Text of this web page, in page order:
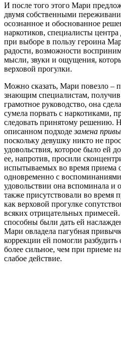
И после того этого Мари
двумя собственными
осознанное и обоснованное
наркотиков, специалисты
при выборе в пользу героина
радости, возможности
мысли, звуки и ощущения,
верховой прогулки.
Можно сказать, Мари повезло –
знающим специалистам,
грамотное руководство, она
сумела порвать с наркотиками,
следовать принятому решению.
описанном подходезамена
поскольку девушку никто не
удовольствия, которое было ей
ее, напротив, просили
испытываемых во время приема
одновременно с
удовольствии она вспоминала и
также присутствовали во время
как верховой прогулке
всяких отрицательных
способны были дать ей
Мари овладела пагубная
коррекции ей помогли
более сильное, чем при приеме
слабое действие.